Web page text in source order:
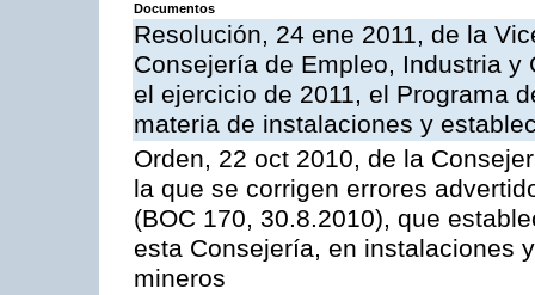
Documentos
Resolución, 24 ene 2011, de la
Consejería de Empleo, Industria
el ejercicio de 2011, el Programa
materia de instalaciones y
Orden, 22 oct 2010, de la
la que se corrigen errores
(BOC 170, 30.8.2010), que
esta Consejería, en instalaciones
mineros